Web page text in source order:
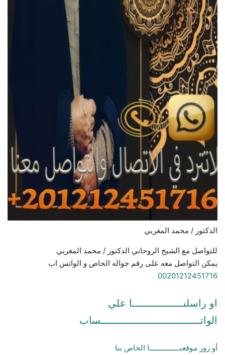
الدكتور / محمد المغربي
للتواصل مع الشيخ الروحاني الدكتور / محمد المغربي
يمكن التواصل معه على رقم جواله الخاص و الواتس اب
00201212451716
او راسلنـــــــــــــــــا علي
الواتـــــــــــــــــــــــــــــــــساب
أو زور موقعنـــــــــــــــا الخاص بنا